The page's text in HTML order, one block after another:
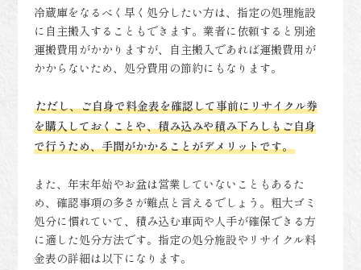
冷蔵庫をなるべく早く処分したい方は、指定の処理施設
に自主搬入することもできます。業者に依頼すると別途
運搬費用がかかりますが、自主搬入であれば運搬費用が
かからないため、処分費用の節約にもなります。
ただし、ご自身で料金表を確認して事前にリサイクル券
を購入しておくことや、積み込みや積み下ろしもご自身
で行うため、手間がかかることがデメリットです。
また、年末年始やお盆は営業していないこともあるた
め、確認事項の多さが難点と言えるでしょう。粗大ゴミ
処分に慣れていて、積み込む車両や人手が確保できる方
に適した処分方法です。指定の処分施設やリサイクル料
金表の詳細は以下になります。